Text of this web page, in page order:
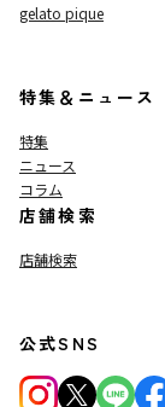
gelato pique
特集＆ニュース
特集
ニュース
コラム
店舗検索
店舗検索
公式SNS